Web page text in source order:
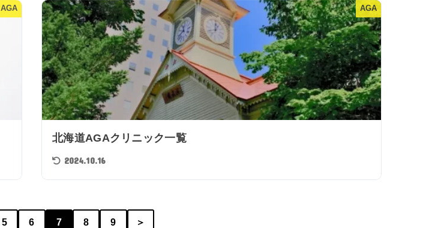
AGA AGA
北海道AGAクリニック一覧
2024.10.16
5 6 7 8 9 ＞